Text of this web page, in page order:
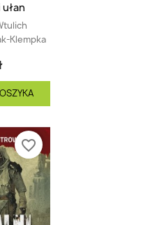
Klempka
favorite_border